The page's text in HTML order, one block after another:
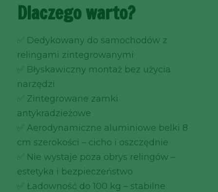
Dlaczego warto?
✅ Dedykowany do samochodów z
relingami zintegrowanymi
✅ Błyskawiczny montaż bez użycia
narzędzi
✅ Zintegrowane zamki
antykradzieżowe
✅ Aerodynamiczne aluminiowe belki 8
cm szerokości – cicho i oszczędnie
✅ Nie wystaje poza obrys relingów –
estetyka i bezpieczeństwo
✅ Ładowność do 100 kg – stabilne